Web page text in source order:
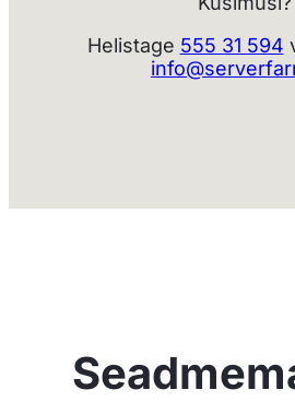
Helistage 555 31 594